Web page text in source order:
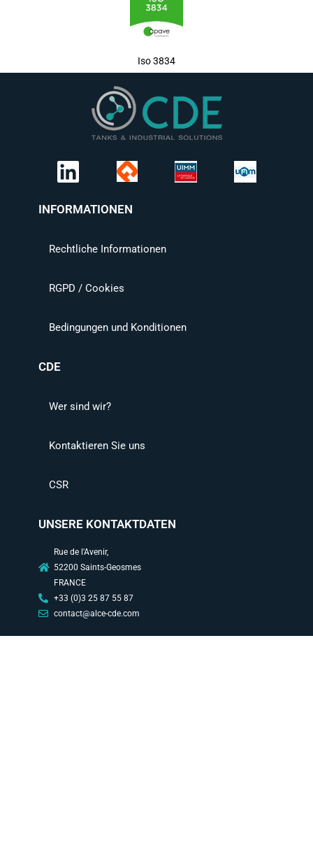
Iso 3834
INFORMATIONEN
Rechtliche Informationen
RGPD / Cookies
Bedingungen und Konditionen
CDE
Wer sind wir?
Kontaktieren Sie uns
CSR
UNSERE KONTAKTDATEN
Rue de l'Avenir,
52200 Saints-Geosmes
FRANCE
+33 (0)3 25 87 55 87
contact@alce-cde.com